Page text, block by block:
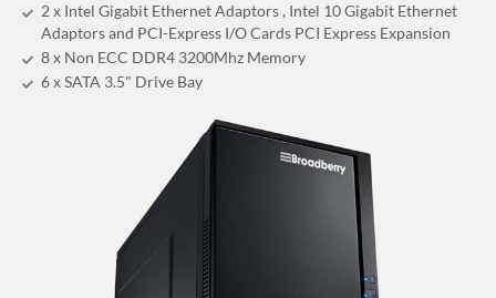
2 x Intel Gigabit Ethernet Adaptors , Intel 10 Gigabit Ethernet
Adaptors and PCI-Express I/O Cards PCI Express Expansion
8 x Non ECC DDR4 3200Mhz Memory
6 x SATA 3.5" Drive Bay